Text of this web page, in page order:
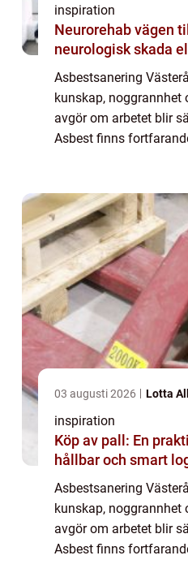
inspiration
Neurorehab vägen tillbaka efter
neurologisk skada
Asbestsanering
kunskap, noggrannhet
avgör om arbetet blir
Asbest finns
03 augusti 2026 Lotta
inspiration
Köp av pall: En
hållbar och smart
Asbestsanering
kunskap, noggrannhet
avgör om arbetet blir
Asbest finns